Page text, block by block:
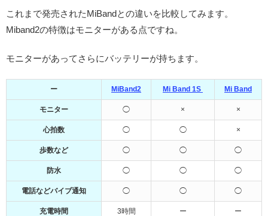
これまで発売されたMiBandとの違いを比較してみます。
Miband2の特徴はモニターがある点ですね。
モニターがあってさらにバッテリーが持ちます。
ー MiBand2 Mi Band 1S Mi Band
モニター ◯ × ×
心拍数 ◯ ◯ ×
歩数など ◯ ◯ ◯
防水 ◯ ◯ ◯
電話などバイブ通知 ◯ ◯ ◯
充電時間 3時間 ー ー